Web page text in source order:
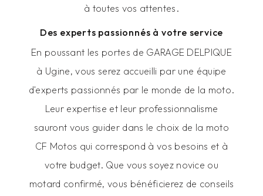
à toutes vos attentes.
Des experts passionnés à votre service
En poussant les portes de GARAGE DELPIQUE
à Ugine, vous serez accueilli par une équipe
d'experts passionnés par le monde de la moto.
Leur expertise et leur professionnalisme
sauront vous guider dans le choix de la moto
CF Motos qui correspond à vos besoins et à
votre budget. Que vous soyez novice ou
motard confirmé, vous bénéficierez de conseils